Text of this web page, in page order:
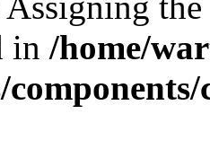
in /home/